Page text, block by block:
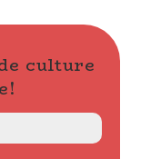
culture